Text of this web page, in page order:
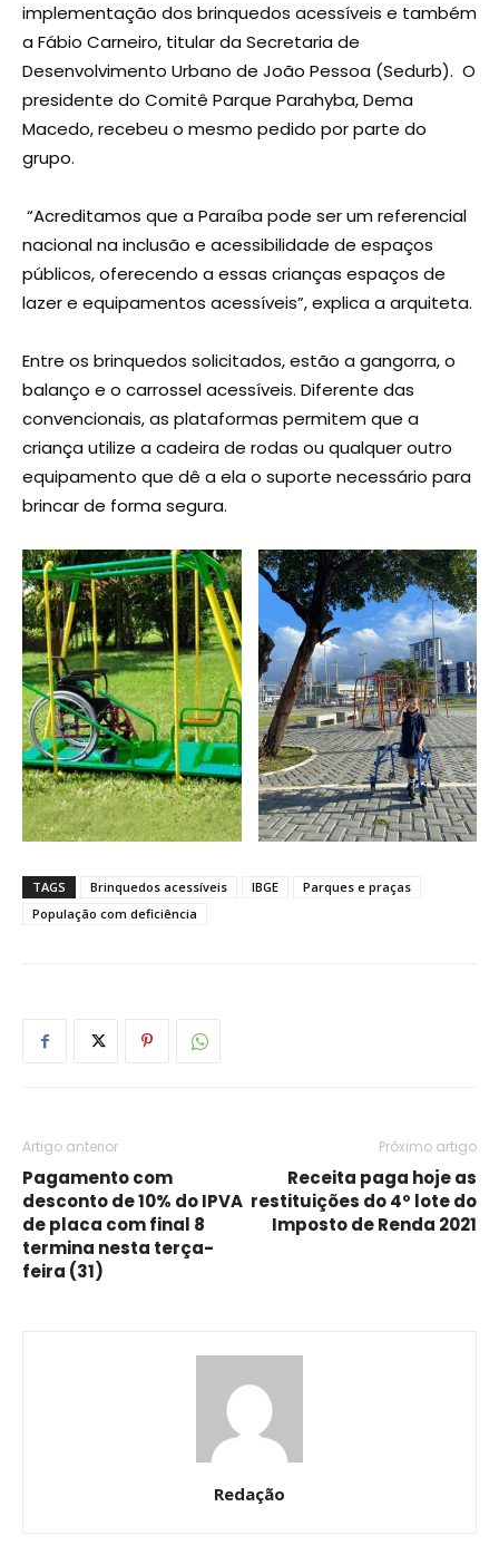
implementação dos brinquedos acessíveis e também
a Fábio Carneiro, titular da Secretaria de
Desenvolvimento Urbano de João Pessoa (Sedurb). O
presidente do Comitê Parque Parahyba, Dema
Macedo, recebeu o mesmo pedido por parte do
grupo.
“Acreditamos que a Paraíba pode ser um referencial
nacional na inclusão e acessibilidade de espaços
públicos, oferecendo a essas crianças espaços de
lazer e equipamentos acessíveis”, explica a arquiteta.
Entre os brinquedos solicitados, estão a gangorra, o
balanço e o carrossel acessíveis. Diferente das
convencionais, as plataformas permitem que a
criança utilize a cadeira de rodas ou qualquer outro
equipamento que dê a ela o suporte necessário para
brincar de forma segura.
TAGS Brinquedos acessíveis IBGE
Parques e praças
População com deficiência
Artigo anterior
Pagamento com
desconto de 10% do IPVA
de placa com final 8
termina nesta terça-
feira (31)
Próximo artigo
Receita paga hoje as
restituições do 4º lote do
Imposto de Renda 2021
Redação